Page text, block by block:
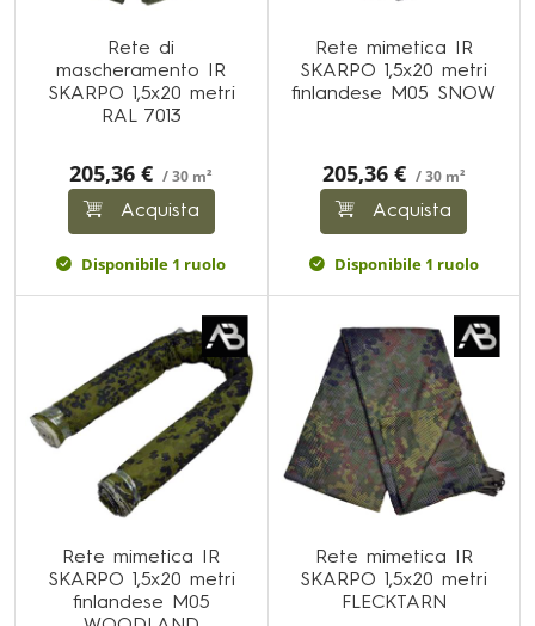
Rete di
mascheramento IR
SKARPO 1,5x20 metri
RAL 7013
205,36 € / 30 m²
Acquista
Disponibile 1 ruolo
Rete mimetica IR
SKARPO 1,5x20 metri
finlandese M05 SNOW
205,36 € / 30 m²
Acquista
Disponibile 1 ruolo
Rete mimetica IR
SKARPO 1,5x20 metri
finlandese M05
Rete mimetica IR
SKARPO 1,5x20 metri
FLECKTARN